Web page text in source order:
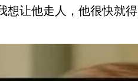
想让他走人，他很快就